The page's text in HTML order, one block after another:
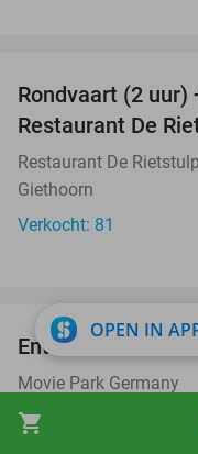
shopping_cart
Rondvaart (2 uur)
Restaurant De
Restaurant De Rietstulp
Giethoorn
Verkocht: 81
Entree voor
Movie Park Germany
Bottrop
OPEN IN